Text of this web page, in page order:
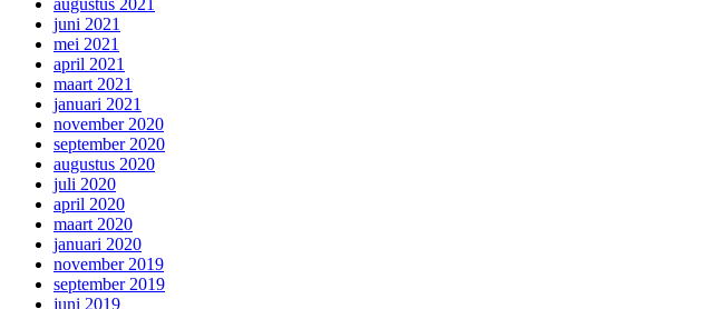
augustus 2021
juni 2021
mei 2021
april 2021
maart 2021
januari 2021
november 2020
september 2020
augustus 2020
juli 2020
april 2020
maart 2020
januari 2020
november 2019
september 2019
juni 2019